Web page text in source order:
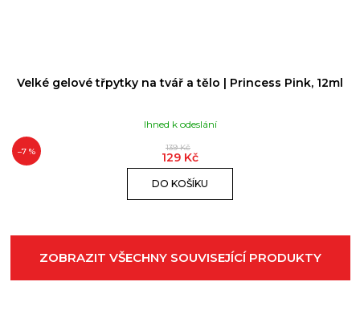
–7 %
Velké gelové třpytky na tvář a tělo | Princess Pink, 12ml
Ihned k odeslání
139 Kč
129 Kč
DO KOŠÍKU
ZOBRAZIT VŠECHNY SOUVISEJÍCÍ PRODUKTY